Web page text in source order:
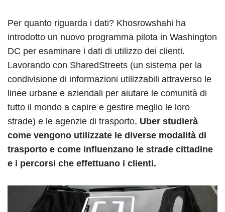
Per quanto riguarda i dati? Khosrowshahi ha
introdotto un nuovo programma pilota in Washington
DC per esaminare i dati di utilizzo dei clienti.
Lavorando con SharedStreets (un sistema per la
condivisione di informazioni utilizzabili attraverso le
linee urbane e aziendali per aiutare le comunità di
tutto il mondo a capire e gestire meglio le loro
strade) e le agenzie di trasporto, Uber studierà
come vengono utilizzate le diverse modalità di
trasporto e come influenzano le strade cittadine
e i percorsi che effettuano i clienti.